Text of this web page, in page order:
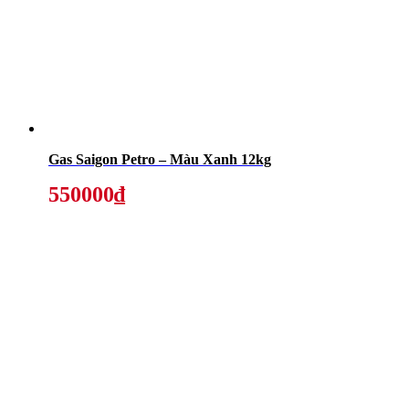
Gas Saigon Petro – Màu Xanh 12kg
550000₫